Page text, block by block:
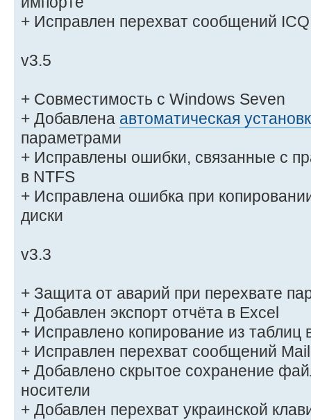
+ Исправлен перехват сообщений
v3.5
+ Совместимость с Windows Seven
+ Добавлена автоматическая
параметрами
+ Исправлены ошибки, связанные с
в NTFS
+ Исправлена ошибка при
диски
v3.3
+ Защита от аварий при перехвате
+ Добавлен экспорт отчёта в Excel
+ Исправлено копирование из таблиц
+ Исправлен перехват сообщений
+ Добавлено скрытое сохранение
носители
+ Добавлен перехват украинской